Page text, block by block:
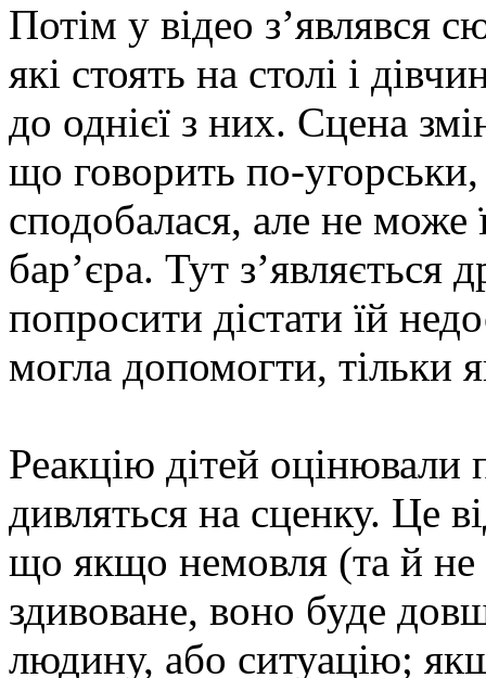
Потім у відео з’являвся
які стоять на столі і
до однієї з них. Сцена
що говорить по-угорськи,
сподобалася, але не може
бар’єра. Тут з’являється
попросити дістати їй
могла допомогти, тільки
Реакцію дітей
дивляться на сценку. Це
що якщо немовля (та й
здивоване, воно буде
людину, або ситуацію;